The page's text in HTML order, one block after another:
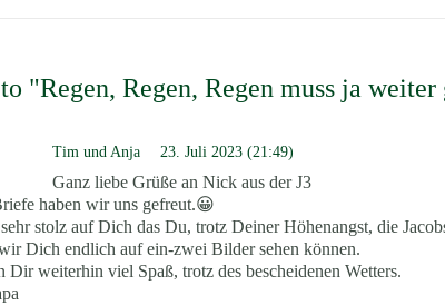
"Regen, Regen, Regen muss ja weiter
Tim und Anja 23. Juli 2023 (21:49)
Ganz liebe Grüße an Nick aus der J3
haben wir uns gefreut.😀
stolz auf Dich das Du, trotz Deiner Höhenangst, die
Dich endlich auf ein-zwei Bilder sehen können.
Dir weiterhin viel Spaß, trotz des bescheidenen Wetters.